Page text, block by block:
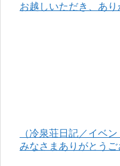
お越しいただき、あり
（冷泉荘日記／イベ
みなさまありがとうご